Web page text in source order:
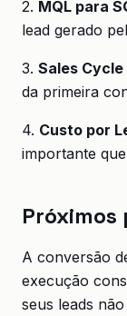
2. MQL para
lead gerado
3. Sales
da primeira
4. Custo por
importante
Próximos
A conversão
execução
seus leads